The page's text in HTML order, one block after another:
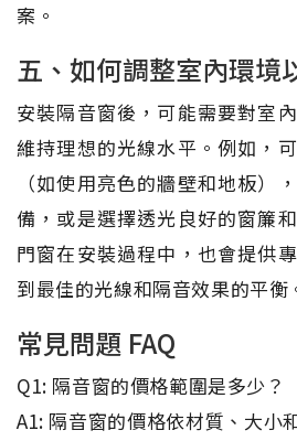
案。
五、如何調整室內環境
安裝隔音窗後，可能需要對室
維持理想的光線水平。例如，
（如使用亮色的牆壁和地板）
備，或是選擇透光良好的窗簾
門窗在安裝過程中，也會提供
到最佳的光線和隔音效果的平衡
常見問題 FAQ
Q1: 隔音窗的價格範圍是多少？
A1: 隔音窗的價格依材質、大小